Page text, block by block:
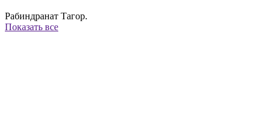
Рабиндранат Тагор.
Показать все